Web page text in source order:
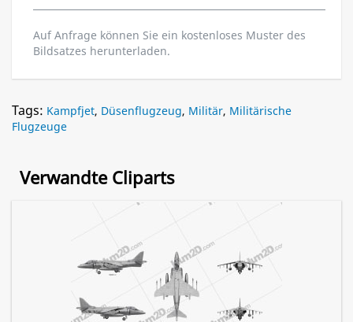
Auf Anfrage können Sie ein kostenloses Muster des
Bildsatzes herunterladen.
Tags: Kampfjet, Düsenflugzeug, Militär, Militärische
Flugzeuge
Verwandte Cliparts